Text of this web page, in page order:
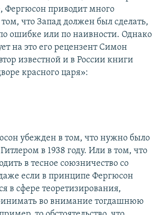
Фергюсон приводит много
что Запад должен был сделать,
ошибке или по наивности. Однако
на это его рецензент Симон
известной и в России книги
красного царя»:
убежден в том, что нужно было
в 1938 году. Или в том, что
в тесное союзничество со
если в принципе Фергюсон
в сфере теоретизирования,
во внимание тогдашнюю